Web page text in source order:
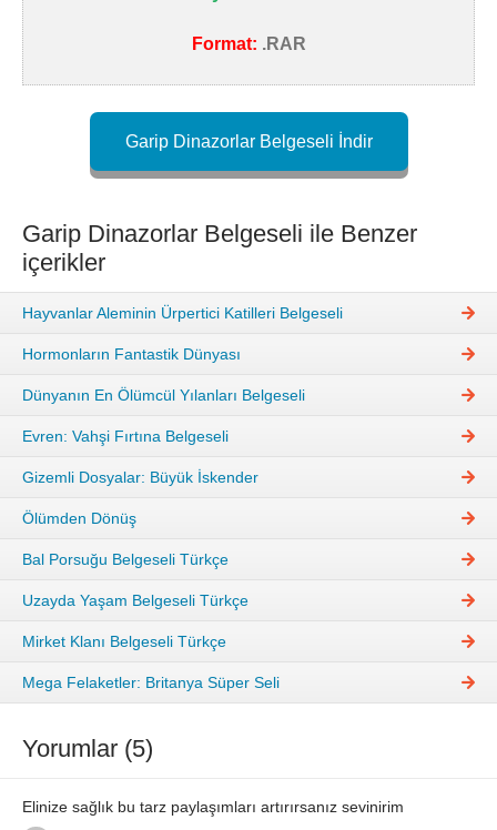
Format: .RAR
Garip Dinazorlar Belgeseli İndir
Garip Dinazorlar Belgeseli ile Benzer
içerikler
Hayvanlar Aleminin Ürpertici Katilleri Belgeseli
Hormonların Fantastik Dünyası
Dünyanın En Ölümcül Yılanları Belgeseli
Evren: Vahşi Fırtına Belgeseli
Gizemli Dosyalar: Büyük İskender
Ölümden Dönüş
Bal Porsuğu Belgeseli Türkçe
Uzayda Yaşam Belgeseli Türkçe
Mirket Klanı Belgeseli Türkçe
Mega Felaketler: Britanya Süper Seli
Yorumlar (5)
Elinize sağlık bu tarz paylaşımları artırırsanız sevinirim